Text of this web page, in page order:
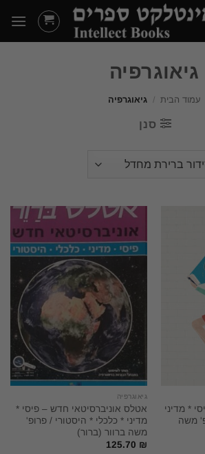
גיאוגרפיה
עמוד הבית / גיאוגרפיה
סנן
* מדיני
משה
גיאוגרפיה
אטלס אוניברסיטאי חדש – פיסי *
מדיני * כלכלי * היסטורי / פרופ'
משה ברוור (ברור)
125.70 ₪